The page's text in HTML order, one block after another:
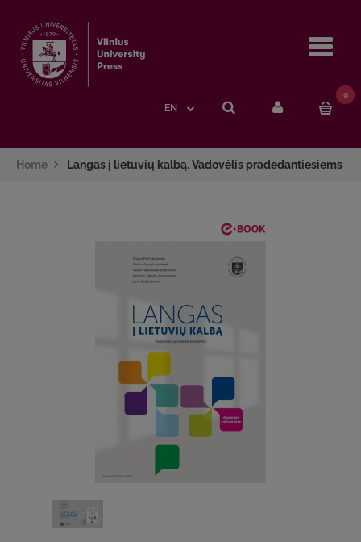
EN
0
Home Langas į lietuvių kalbą. Vadovėlis pradedantiesiems